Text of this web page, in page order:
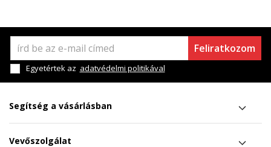
Feliratkozom
Egyetértek az adatvédelmi politikával
Segítség a vásárlásban
Vevőszolgálat